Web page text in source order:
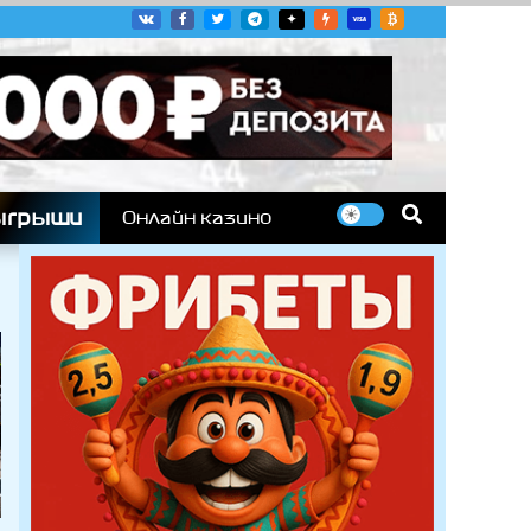
гоночных серий
Онлайн казино